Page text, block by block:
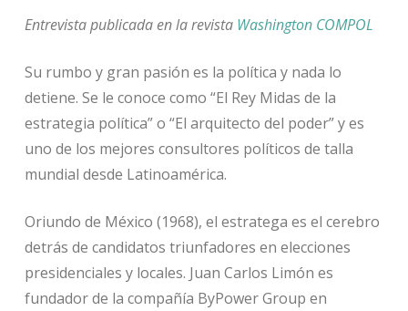
Entrevista publicada en la revista Washington COMPOL
Su rumbo y gran pasión es la política y nada lo
detiene. Se le conoce como “El Rey Midas de la
estrategia política” o “El arquitecto del poder” y es
uno de los mejores consultores políticos de talla
mundial desde Latinoamérica.
Oriundo de México (1968), el estratega es el cerebro
detrás de candidatos triunfadores en elecciones
presidenciales y locales. Juan Carlos Limón es
fundador de la compañía ByPower Group en